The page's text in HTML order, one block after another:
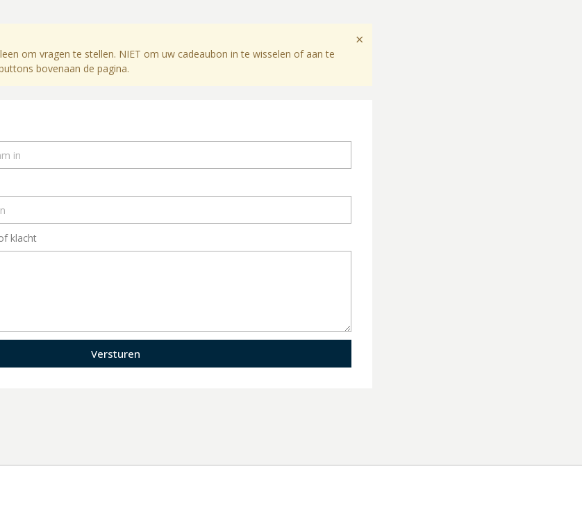
om vragen te stellen. NIET om uw cadeaubon in te wisselen of aan te
bovenaan de pagina.
×
klacht
Versturen